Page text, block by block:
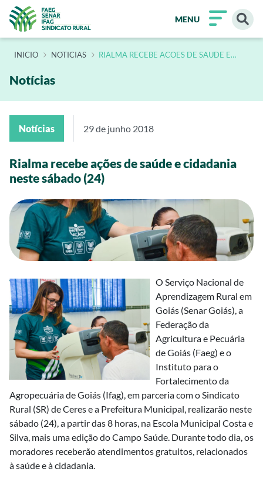
MENU
INÍCIO NOTICIAS RIALMA RECEBE ACOES DE SAUDE E
Notícias
Notícias 29 de junho 2018
Rialma recebe ações de saúde e cidadania
neste sábado (24)
O Serviço Nacional de
Aprendizagem Rural em
Goiás (Senar Goiás), a
Federação da
Agricultura e Pecuária
de Goiás (Faeg) e o
Instituto para o
Fortalecimento da
Agropecuária de Goiás (Ifag), em parceria com o Sindicato
Rural (SR) de Ceres e a Prefeitura Municipal, realizarão neste
sábado (24), a partir das 8 horas, na Escola Municipal Costa e
Silva, mais uma edição do Campo Saúde. Durante todo dia, os
moradores receberão atendimentos gratuitos, relacionados
à saúde e à cidadania.